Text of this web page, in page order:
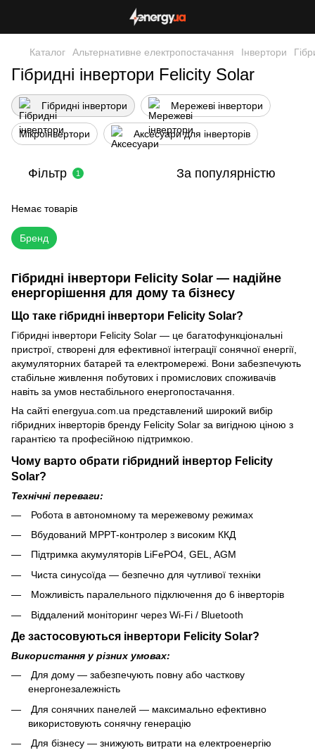
Каталог Альтернативне електропостачання Інвертори
Гібридні інвертори Felicity Solar
Гібридні інвертори Мережеві інвертори
Мікроінвертори Аксесуари для інверторів
Фільтр 1 За популярністю
Немає товарів
Гібридні інвертори Felicity Solar — надійне
енергорішення для дому та бізнесу
Що таке гібридні інвертори Felicity Solar?
Гібридні інвертори Felicity Solar — це багатофункціональні
пристрої, створені для ефективної інтеграції сонячної енергії,
акумуляторних батарей та електромережі. Вони забезпечують
стабільне живлення побутових і промислових споживачів
навіть за умов нестабільного енергопостачання.
На сайті energyua.com.ua представлений широкий вибір
гібридних інверторів бренду Felicity Solar за вигідною ціною з
гарантією та професійною підтримкою.
Чому варто обрати гібридний інвертор Felicity
Solar?
Технічні переваги:
Робота в автономному та мережевому режимах
Вбудований MPPT-контролер з високим ККД
Підтримка акумуляторів LiFePO4, GEL, AGM
Чиста синусоїда — безпечно для чутливої техніки
Можливість паралельного підключення до 6 інверторів
Віддалений моніторинг через Wi-Fi / Bluetooth
Де застосовуються інвертори Felicity Solar?
Використання у різних умовах:
Для дому — забезпечують повну або часткову
енергонезалежність
Для сонячних панелей — максимально ефективно
використовують сонячну генерацію
Для бізнесу — знижують витрати на електроенергію
Бренд